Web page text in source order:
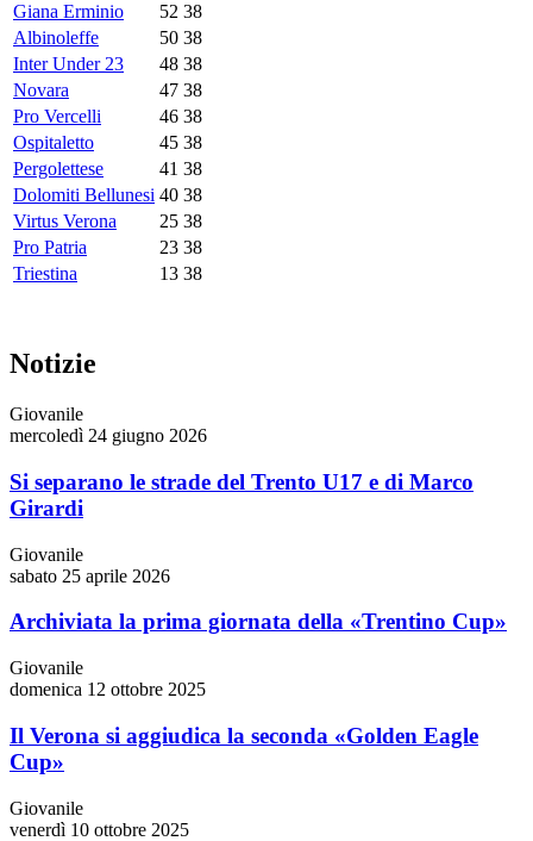
Giana Erminio
52 38
Albinoleffe
50 38
Inter Under 23
48 38
Novara
47 38
Pro Vercelli
46 38
Ospitaletto
45 38
Pergolettese
41 38
Dolomiti Bellunesi 40 38
Virtus Verona
25 38
Pro Patria
23 38
Triestina
13 38
Notizie
Giovanile
mercoledì 24 giugno 2026
Si separano le strade del Trento U17 e di Marco
Girardi
Giovanile
sabato 25 aprile 2026
Archiviata la prima giornata della «Trentino Cup»
Giovanile
domenica 12 ottobre 2025
Il Verona si aggiudica la seconda «Golden Eagle
Cup»
Giovanile
venerdì 10 ottobre 2025